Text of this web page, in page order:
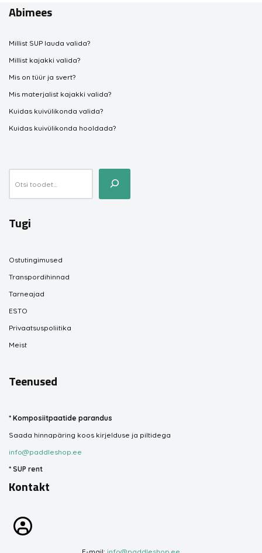
Abimees
Millist SUP lauda valida?
Millist kajakki valida?
Mis on tüür ja svert?
Mis materjalist kajakki valida?
Kuidas kuivülikonda valida?
Kuidas kuivülikonda hooldada?
Tugi
Ostutingimused
Transpordihinnad
Tarneajad
ESTO
Privaatsuspoliitika
Meist
Teenused
* Komposiitpaatide parandus
Saada hinnapäring koos kirjelduse ja piltidega
info@paddleshop.ee
* SUP rent
Kontakt